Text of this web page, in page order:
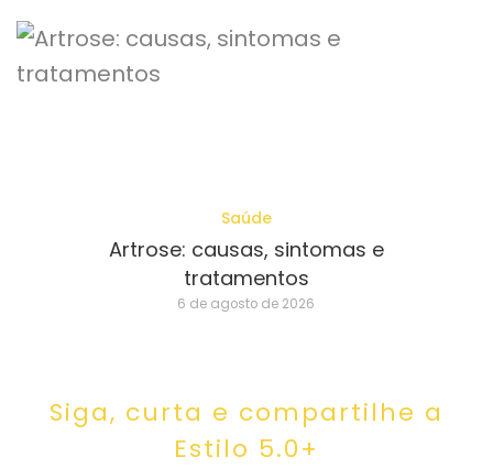
Saúde
Artrose: causas, sintomas e
tratamentos
6 de agosto de 2026
Siga, curta e compartilhe a
Estilo 5.0+